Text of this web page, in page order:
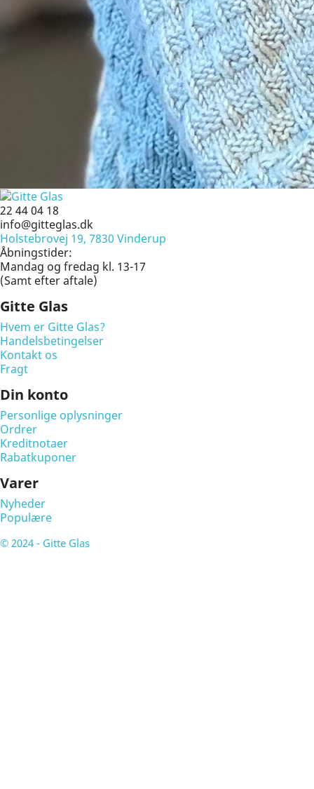
22 44 04 18
info@gitteglas.dk
Holstebrovej 19, 7830 Vinderup
Åbningstider:
Mandag og fredag kl. 13-17
(Samt efter aftale)
Gitte Glas
Hvem er Gitte Glas?
Handelsbetingelser
Kontakt os
Fragt
Din konto
Personlige oplysninger
Ordrer
Kreditnotaer
Rabatkuponer
Varer
Nyheder
Populære
© 2024 - Gitte Glas